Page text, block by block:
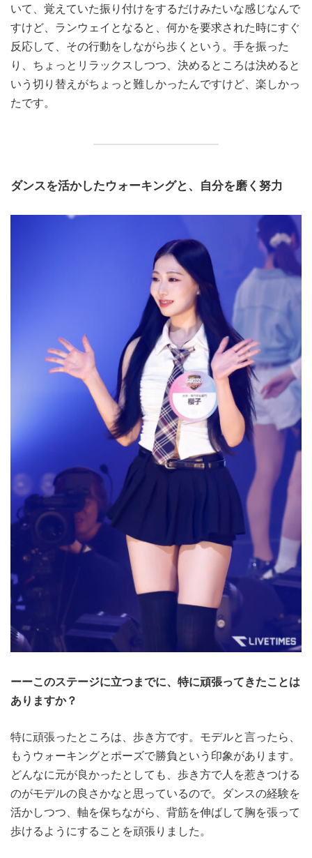
いて、覚えていた振り付けをするだけみたいな感じなんで
すけど、ランウェイとなると、何かを要求された時にすぐ
反応して、その行動をしながら歩くという。手を振った
り、ちょっとリラックスしつつ、決めるところは決めると
いう切り替えがちょっと難しかったんですけど、楽しかっ
たです。
ダンスを活かしたウォーキングと、自分を磨く努力
ーーこのステージに立つまでに、特に頑張ってきたことは
ありますか？
特に頑張ったところは、歩き方です。モデルと言ったら、
もうウォーキングとポーズで勝負という印象があります。
どんなに元が良かったとしても、歩き方で人を惹きつける
のがモデルの良さかなと思っているので。ダンスの経験を
活かしつつ、軸を保ちながら、背筋を伸ばして胸を張って
歩けるようにすることを頑張りました。